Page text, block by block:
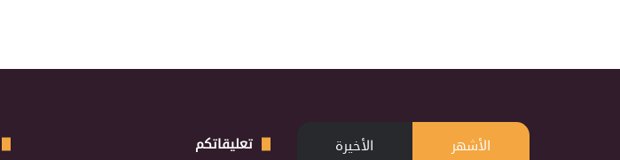
الأشهر الأخيرة تعليقاتكم